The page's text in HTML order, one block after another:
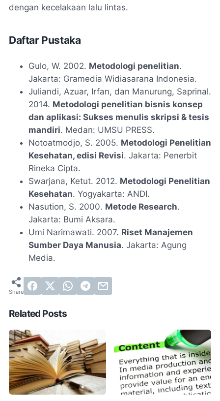
dengan kecelakaan lalu lintas.
Daftar Pustaka
Gulo, W. 2002. Metodologi penelitian.
Jakarta: Gramedia Widiasarana Indonesia.
Juliandi, Azuar, Irfan, dan Manurung, Saprinal.
2014. Metodologi penelitian bisnis konsep
dan aplikasi: Sukses menulis skripsi & tesis
mandiri. Medan: UMSU PRESS.
Notoatmodjo, S. 2005. Metodologi Penelitian
Kesehatan, edisi Revisi. Jakarta: Penerbit
Rineka Cipta.
Swarjana, Ketut. 2012. Metodologi Penelitian
Kesehatan. Yogyakarta: ANDI.
Nasution, S. 2000. Metode Research.
Jakarta: Bumi Aksara.
Umi Narimawati. 2007. Riset Manajemen
Sumber Daya Manusia. Jakarta: Agung
Media.
Related Posts